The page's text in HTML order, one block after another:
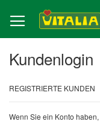
zum
Inhalt
Kundenlogin
REGISTRIERTE KUNDEN
Wenn Sie ein Konto